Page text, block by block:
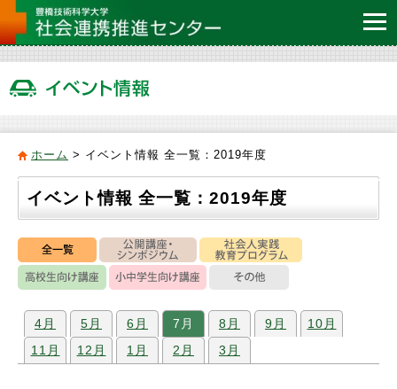
ホーム > イベント情報 全一覧：2019年度
イベント情報 全一覧：2019年度
4月 5月 6月 7月 8月 9月
10月
11月
12月 1月 2月 3月